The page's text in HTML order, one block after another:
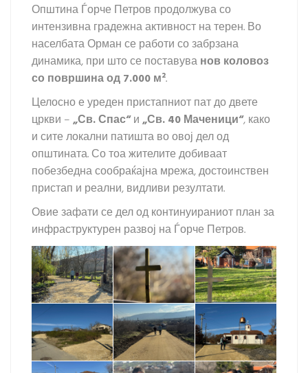
Општина Ѓорче Петров продолжува со
интензивна градежна активност на терен. Во
населбата Орман се работи со забрзана
динамика, при што се поставуванов коловоз
со површина од 7.000 м².
Целосно е уреден пристапниот пат до двете
цркви –„Св. Спас“и„Св. 40 Маченици“, како
и сите локални патишта во овој дел од
општината. Со тоа жителите добиваат
побезбедна сообраќајна мрежа, достоинствен
пристап и реални, видливи резултати.
Овие зафати се дел од континуираниот план за
инфраструктурен развој на Ѓорче Петров.